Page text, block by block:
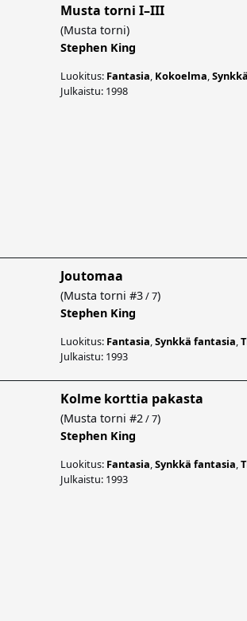
Musta torni I–III
(Musta torni)
Stephen King
Luokitus: Fantasia, Kokoelma,
Julkaistu: 1998
Joutomaa
(Musta torni #3/ 7)
Stephen King
Luokitus: Fantasia,Synkkä fantasia,
Julkaistu: 1993
Kolme korttia pakasta
(Musta torni #2 / 7)
Stephen King
Luokitus: Fantasia,Synkkä fantasia,
Julkaistu: 1993